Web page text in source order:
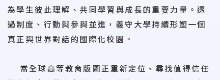
為學生彼此理解、共同學習與成長的重要力量。透
過制度、行動與參與並進，義守大學持續形塑一個
真正與世界對話的國際化校園。
當全球高等教育版圖正重新定位、尋找值得信任